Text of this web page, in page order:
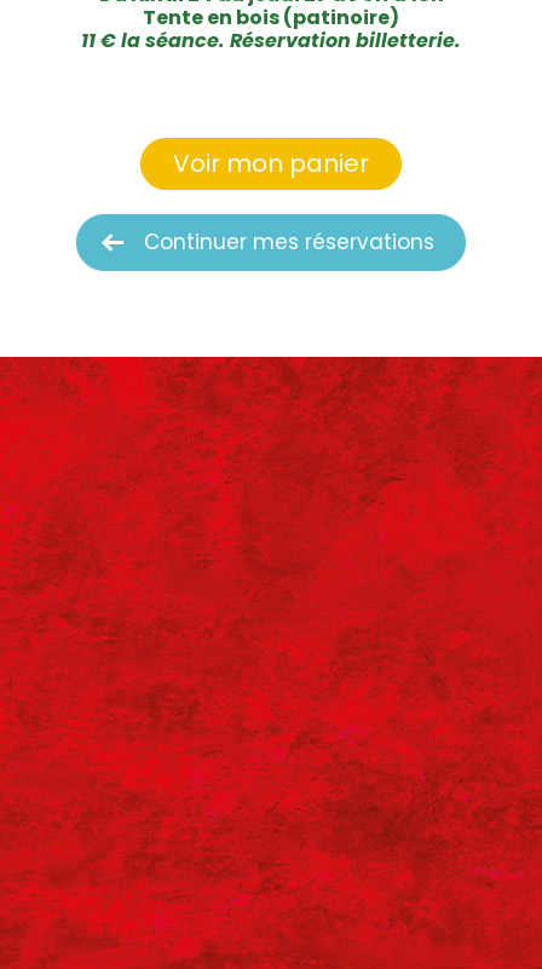
Tente en bois (patinoire)
11 € la séance. Réservation billetterie.
Continuer mes réservations
Voir mon panier